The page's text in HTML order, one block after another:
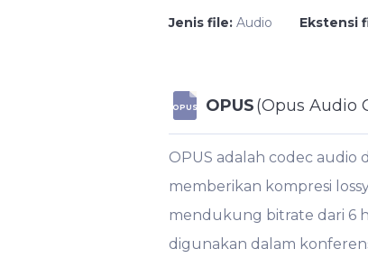
Jenis file: Audio Ekstensi
OPUS OPUS(Opus Audio
OPUS adalah codec
memberikan kompresi
mendukung bitrate dari 6
digunakan dalam